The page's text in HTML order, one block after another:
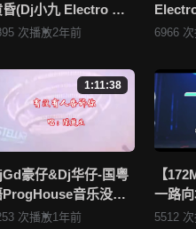
站将于两个工作日内核实后移除
(Dj小九 Electro Mix
语女)v2
次播放2年前
听不腻
6966
1:11:38
豪仔&Dj华仔-国粤
ProgHouse音乐没有
告诉你老歌系列无心
次播放1年前
【
一路
Mix国
5512